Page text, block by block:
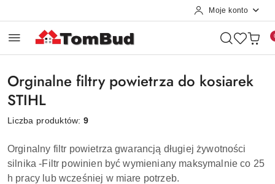
Moje konto
Orginalne filtry powietrza do kosiarek
STIHL
Liczba produktów:9
Orginalny filtr powietrza gwarancją długiej żywotności
silnika -Filtr powinien być wymieniany maksymalnie co 25
h pracy lub wcześniej w miare potrzeb.